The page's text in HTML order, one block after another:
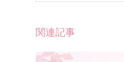
関連記事